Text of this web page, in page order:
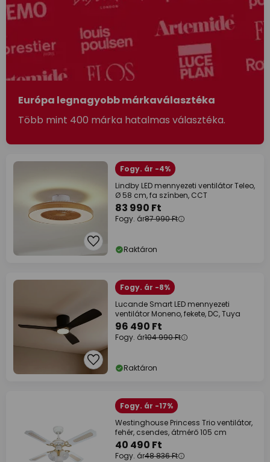
Európa legnagyobb márkaválasztéka
Több mint 400 márka hatalmas választéka.
Fogy. ár -4%
Lindby LED mennyezeti ventilátor Teleo,
Ø 58 cm, fa színben, CCT
83 990 Ft
Fogy. ár87 990 Ft
Raktáron
Fogy. ár -8%
Lucande Smart LED mennyezeti
ventilátor Moneno, fekete, DC, Tuya
96 490 Ft
Fogy. ár104 990 Ft
Raktáron
Fogy. ár -17%
Westinghouse Princess Trio ventilátor,
fehér, csendes, átmérő 105 cm
40 490 Ft
Fogy. ár48 836 Ft